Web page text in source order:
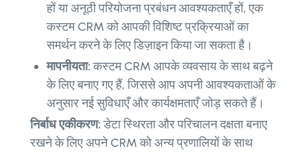
हों या अनूठी परियोजना प्रबंधन आवश्यकताएँ हों, एक
कस्टम CRM को आपकी विशिष्ट प्रक्रियाओं का
समर्थन करने के लिए डिज़ाइन किया जा सकता है।
मापनीयता:कस्टम CRM आपके व्यवसाय के साथ बढ़ने
के लिए बनाए गए हैं, जिससे आप अपनी आवश्यकताओं के
अनुसार नई सुविधाएँ और कार्यक्षमताएँ जोड़ सकते हैं।
निर्बाध एकीकरण:डेटा स्थिरता और परिचालन दक्षता बनाए
रखने के लिए अपने CRM को अन्य प्रणालियों के साथ